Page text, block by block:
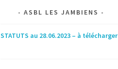
ASBL LES JAMBIENS
STATUTS au 28.06.2023 – à télécharger